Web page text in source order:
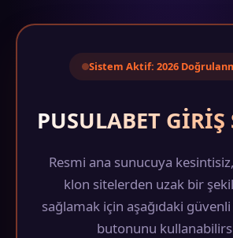
Sistem Aktif: 2026
PUSULABET GIRIŞ
Resmi ana sunucuya
klon sitelerden uzak bir
sağlamak için aşağıdaki
butonunu